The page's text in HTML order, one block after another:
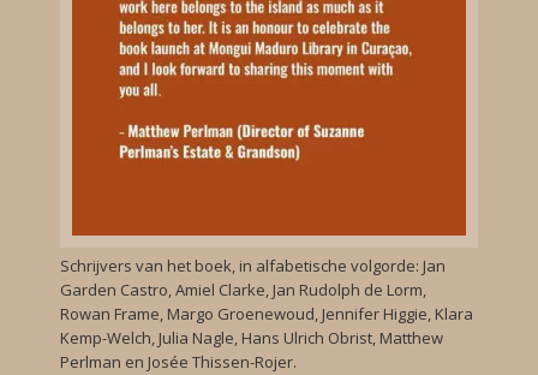
Schrijvers van het boek, in alfabetische volgorde: Jan
Garden Castro, Amiel Clarke, Jan Rudolph de Lorm,
Rowan Frame, Margo Groenewoud, Jennifer Higgie, Klara
Kemp-Welch, Julia Nagle, Hans Ulrich Obrist, Matthew
Perlman en Josée Thissen-Rojer.